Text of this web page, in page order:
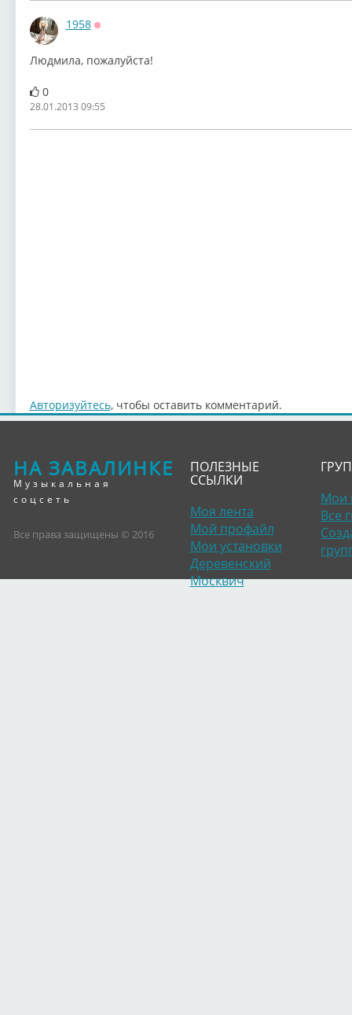
1958
Людмила, пожалуйста!
0
28.01.2013 09:55
Авторизуйтесь, чтобы оставить комментарий.
НА ЗАВАЛИНКЕ
Музыкальная
соцсеть
Все права защищены © 2016
ПОЛЕЗНЫЕ
ССЫЛКИ
Моя лента
Мой профайл
Мои установки
Деревенский
Москвич
Мои
Все